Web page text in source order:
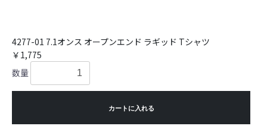
4277-01 7.1オンス オープンエンド ラギッド Tシャツ
￥1,775
数量
カートに入れる